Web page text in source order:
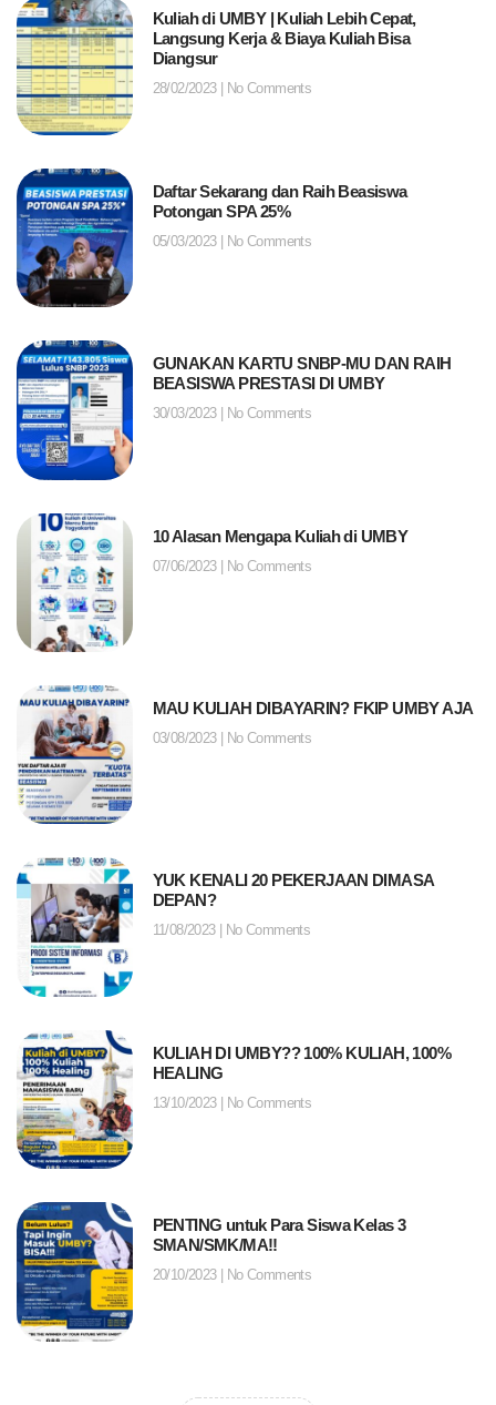
Kuliah di UMBY | Kuliah Lebih Cepat,
Langsung Kerja & Biaya Kuliah Bisa
Diangsur
28/02/2023 No Comments
Daftar Sekarang dan Raih Beasiswa
Potongan SPA 25%
05/03/2023 No Comments
GUNAKAN KARTU SNBP-MU DAN RAIH
BEASISWA PRESTASI DI UMBY
30/03/2023 No Comments
10 Alasan Mengapa Kuliah di UMBY
07/06/2023 No Comments
MAU KULIAH DIBAYARIN? FKIP UMBY AJA
03/08/2023 No Comments
YUK KENALI 20 PEKERJAAN DIMASA
DEPAN?
11/08/2023 No Comments
KULIAH DI UMBY?? 100% KULIAH, 100%
HEALING
13/10/2023 No Comments
PENTING untuk Para Siswa Kelas 3
SMAN/SMK/MA!!
20/10/2023 No Comments